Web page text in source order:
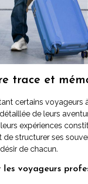
trace et
certains voyageurs
de leurs
expériences
structurer ses
de chacun.
voyageurs